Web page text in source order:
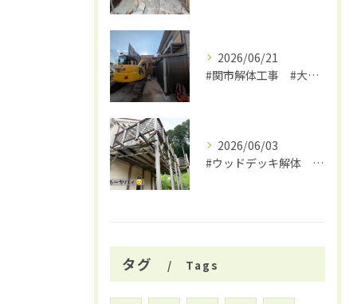
2026/06/21
#関市解体工事 #大福
2026/06/03
#ウッドデッキ解体 #関市 #大福
タグ Tags